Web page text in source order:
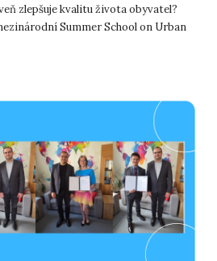
zlepšuje kvalitu života obyvatel?
Summer School on Urban